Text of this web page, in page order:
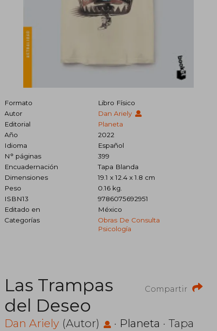
Formato
Libro Físico
Autor
Dan Ariely
Editorial
Planeta
Año
2022
Idioma
Español
N° páginas
399
Encuadernación
Tapa Blanda
Dimensiones
19.1 x 12.4 x 1.8 cm
Peso
0.16 kg.
ISBN13
9786075692951
Editado en
México
Categorías
Obras De Consulta
Psicología
Compartir
Las Trampas
del Deseo
Dan Ariely (Autor) · Planeta · Tapa